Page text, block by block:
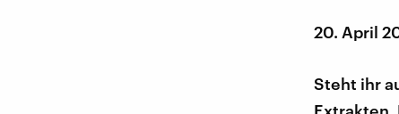
20. April
Steht ihr